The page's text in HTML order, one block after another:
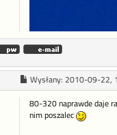
Wysłany: 2010-09-22,
80-320 naprawde daje
nim poszalec